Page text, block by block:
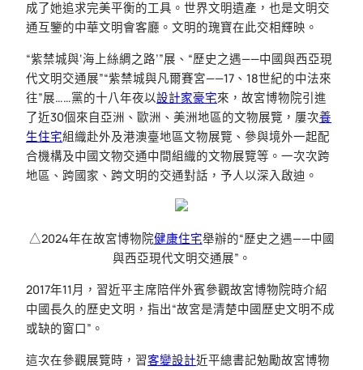
成了她追求完美平衡的工具。世界文明遺產，也是文明交
通互鑒的中華文明會客廳。文明的瑰寶在此交相輝映。
“紫禁城與‘海上絲綢之路’”展、“歷史之遇——中國與西亞現
代文明交通展”“紫禁城與凡爾賽宮——17、18世紀的中法來
往”展……黨的十八年夜以設計家豪宅來，故宮博物院引進
了近30個來自亞洲、歐洲、美洲地區的文物展覽，屢次養
生住宅組織赴外及港澳臺地區文物展覽、參與境外一起配
合機構及中國文物交通中間組織的文物展覽等。一次次跨
地區、跨國家、跨文明的交通對話，予人以深入啟迪。
△2024年在故宮博物院健康住宅舉辦的“歷史之遇——中國
與西亞現代文明交通展”。
2017年11月，習近平主席陪伴外賓參觀故宮博物院時介紹
中國長久的歷史文明，指出“故宮是清楚中國歷史文明不成
或缺的窗口”。
這次在參觀展覽時，習客變設計近平總書記勉勵故宮博物